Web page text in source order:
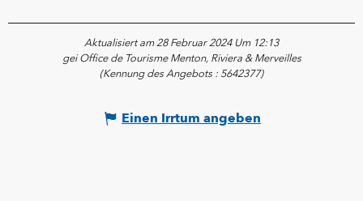
Aktualisiert am 28 Februar 2024 Um 12:13
gei Office de Tourisme Menton, Riviera & Merveilles
(Kennung des Angebots : 5642377)
Einen Irrtum angeben